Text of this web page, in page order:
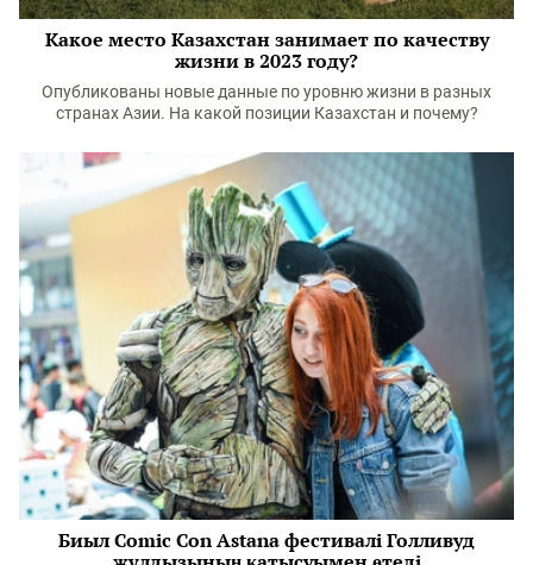
Какое место Казахстан занимает по качеству
жизни в 2023 году?
Опубликованы новые данные по уровню жизни в разных
странах Азии. На какой позиции Казахстан и почему?
Биыл Comic Con Astana фестивалі Голливуд